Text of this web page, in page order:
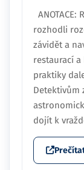
rozhodli
závidět a
restaurací
praktiky
Detektivům
dojít k